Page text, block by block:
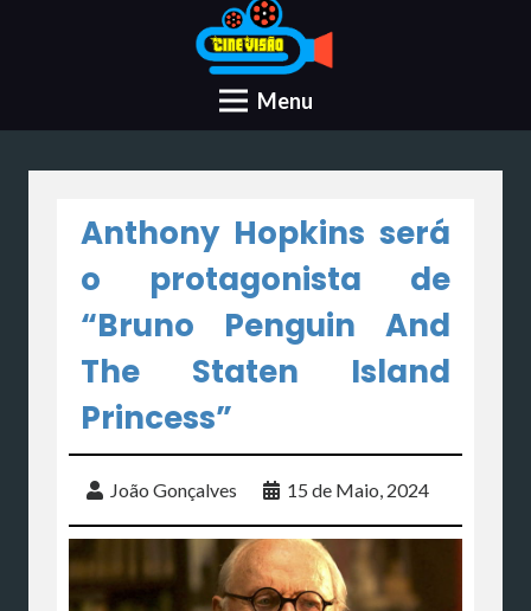
Menu
Anthony Hopkins será
o protagonista de
“Bruno Penguin And
The Staten Island
Princess”
João Gonçalves 15 de Maio, 2024